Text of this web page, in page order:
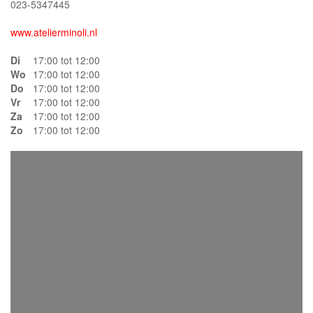
023-5347445
www.atelierminoli.nl
Di
17:00 tot 12:00
Wo 17:00 tot 12:00
Do
17:00 tot 12:00
Vr
17:00 tot 12:00
Za
17:00 tot 12:00
Zo
17:00 tot 12:00